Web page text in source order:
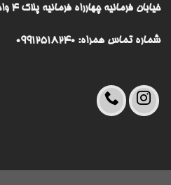
خیابان فرمانیه چهارراه فرمانیه پلاک ۴ واحد ۲
شماره تماس همراه: 09912518240